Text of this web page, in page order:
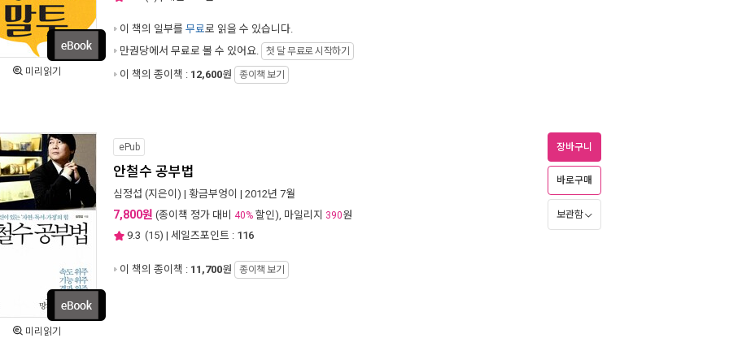
미리읽기
이 책의 일부를 무료로 읽을 수 있습니다.
만권당에서 무료로 볼 수 있어요. 첫 달 무료로 시작하기
이 책의 종이책 : 12,600원 종이책 보기
미리읽기
ePub
안철수 공부법
심정섭 (지은이) | 황금부엉이 | 2012년 7월
7,800원 (종이책 정가 대비 40% 할인), 마일리지 390원
9.3 (15) | 세일즈포인트 : 116
이 책의 종이책 : 11,700원 종이책 보기
장바구니
바로구매
보관함